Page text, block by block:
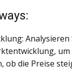
Analysieren
um
ob die Preise